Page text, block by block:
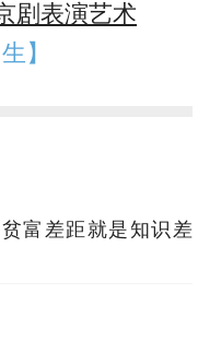
剧表演艺术
】
富差距就是知识差